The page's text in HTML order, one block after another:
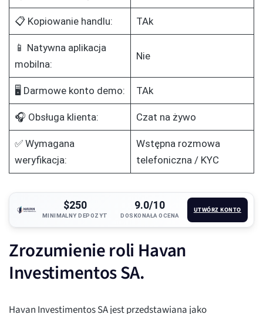
📋 Kopiowanie handlu: TAk
📱 Natywna aplikacja
mobilna:
Nie
🖥️ Darmowe konto demo: TAk
🎧 Obsługa klienta: Czat na żywo
✅ Wymagana
weryfikacja:
Wstępna rozmowa
telefoniczna / KYC
$250
MINIMALNY DEPOZYT
9.0/10
DOSKONAŁA OCENA
UTWÓRZ KONTO
Zrozumienie roli Havan
Investimentos SA.
Havan Investimentos SA jest przedstawiana jako